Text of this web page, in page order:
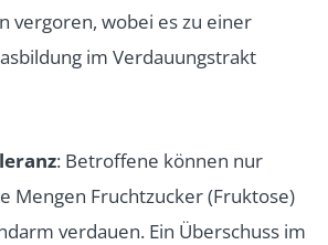
vergoren, wobei es zu einer
im Verdauungstrakt
: Betroffene können nur
Mengen Fruchtzucker (Fruktose)
verdauen. Ein Überschuss im